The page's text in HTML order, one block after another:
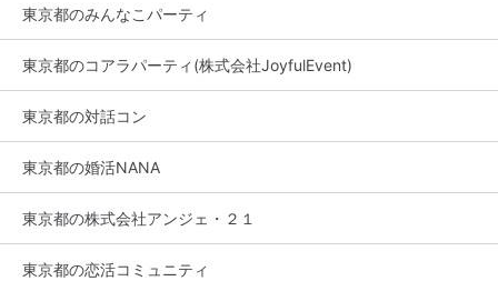
東京都のみんなこパーティ
東京都のコアラパーティ(株式会社JoyfulEvent)
東京都の対話コン
東京都の婚活NANA
東京都の株式会社アンジェ・２１
東京都の恋活コミュニティ